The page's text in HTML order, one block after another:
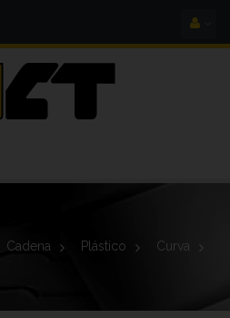
Cadena > Plástico >
Curva